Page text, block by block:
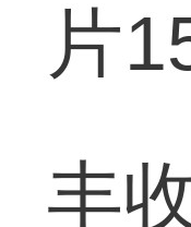
片
丰